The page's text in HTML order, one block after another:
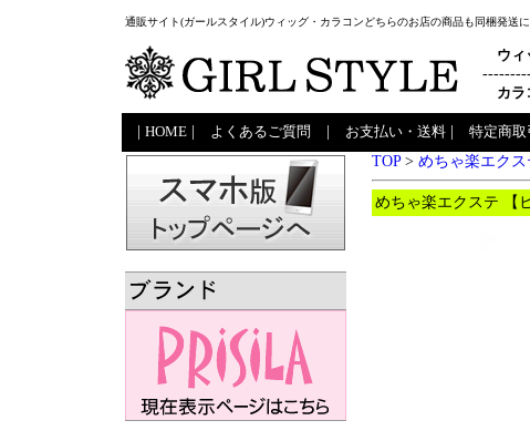
通販サイト(ガールスタイル)ウィッグ・カラコンどちらのお店の商品も同梱発送
ウィ
カラ
HOME よくあるご質問 お支払い・送料 特定商
TOP> めちゃ楽エクス
めちゃ楽エクステ 【